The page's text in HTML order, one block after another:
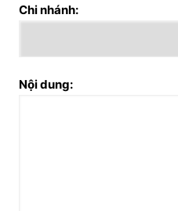
Chi nhánh:
Nội dung: